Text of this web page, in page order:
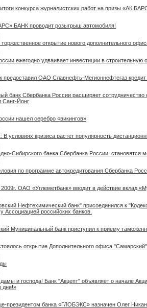
конкурса журналистских работ на призы «АК
БАНК проводит розыгрыш автомобиля!
открытие нового дополнительного
ежегодно удваивает инвестиции в строительную
предоставил ОАО Славнефть-Мегионнефтегаз
банк Сбербанка России расширяет
Йонг
нашел серебро «викингов»
условиях кризиса растет популярность
Сибирского банка Сбербанка России становятся
по программе автокредитования Сбербанка
ОАО «Углеметбанк» вводит в действие вклад
Нефтехимический банк" присоединился к
Ассоциацией российских банков.
Муниципальный банк приступил к приему
открытие Дополнительного офиса
и господа! Банк "Акцепт" объявляет о начале
дне!»
президентом банка «ГЛОБЭКС» назначен Олег